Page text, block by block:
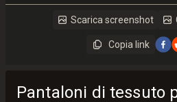
Scarica screenshot
Copia link
Pantaloni di tessuto